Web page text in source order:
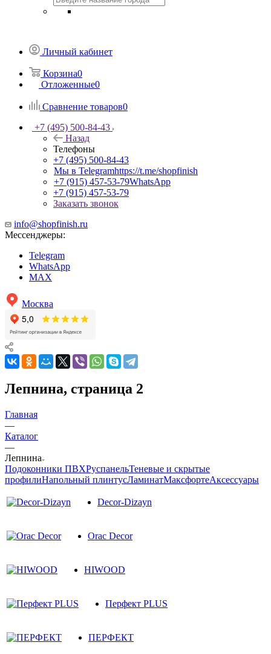
Личный кабинет
Корзина0
Отложенные0
Сравнение товаров0
+7 (495) 500-84-43
Назад
Телефоны
+7 (495) 500-84-43
Мы в Telegramhttps://t.me/shopfinish
+7 (915) 457-53-79WhatsApp
+7 (915) 457-53-79
Заказать звонок
info@shopfinish.ru
Мессенджеры:
Telegram
WhatsApp
MAX
Москва
Лепнина, страница 2
Главная
—
Каталог
—
Лепнина
Подоконники ПВХРуспанельТеневые и скрытые
профилиНапольный плинтусЛаминатМаксфортеАксессуары
Decor-Dizayn
Orac Decor
HIWOOD
Перфект PLUS
ПЕРФЕКТ